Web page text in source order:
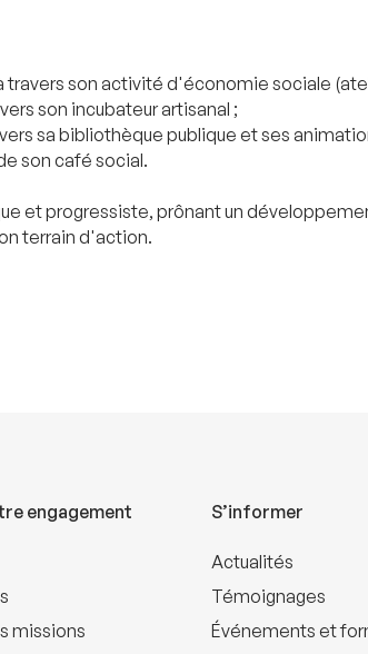
son activité d'économie sociale
son incubateur artisanal ;
sa bibliothèque publique et ses
son café social.
et progressiste, prônant un
terrain d'action.
engagement
missions
S’informer
Actualités
Témoignages
Événements et